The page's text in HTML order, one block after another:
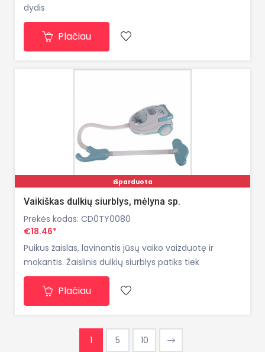
dydis
Plačiau
Išparduota
Vaikiškas dulkių siurblys, mėlyna sp.
Prekės kodas: CD0TY0080
€18.46*
Puikus žaislas, lavinantis jūsų vaiko vaizduotę ir
mokantis. Žaislinis dulkių siurblys patiks tiek
mergaitėms, tiek berniukams. Kiekvienas valymo
entuziastas bus sužavėtas tokia dovana. Vaikams
skirtas dulkių siurblys yra išskirtinai sėkmingas ir
Plačiau
1 5 10